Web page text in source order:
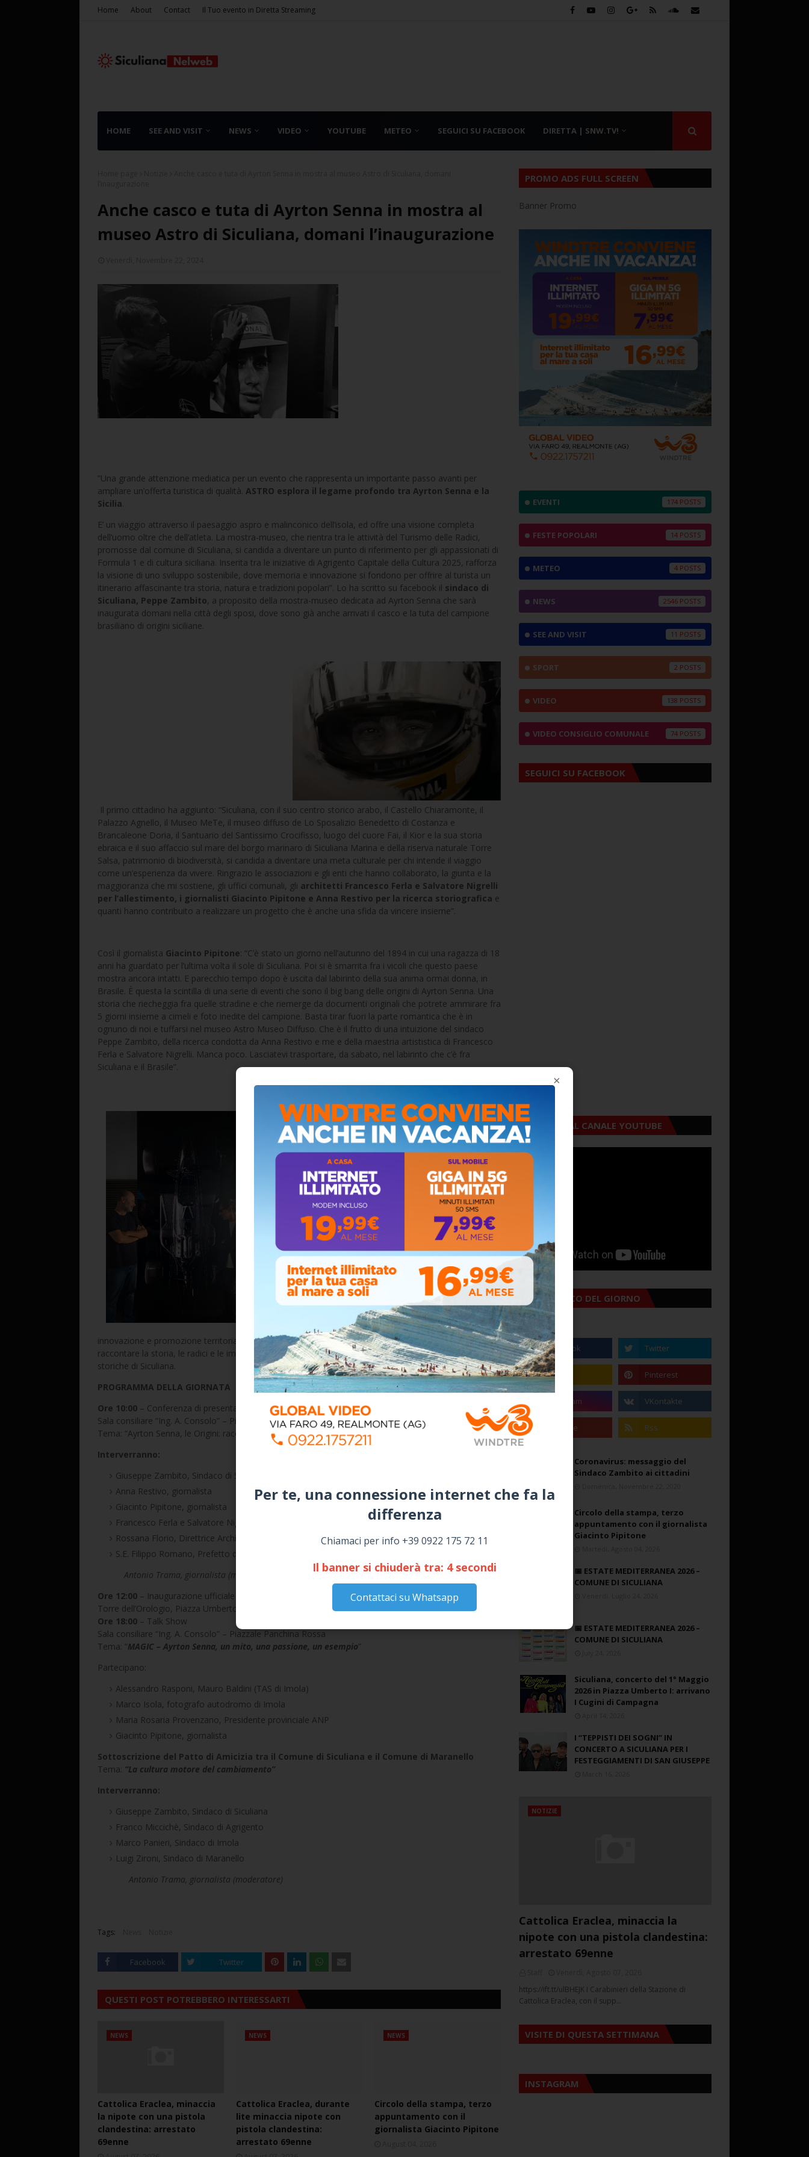
Home About Contact Il Tuo evento in Diretta Streaming
HOME SEE AND VISIT NEWS VIDEO YOUTUBE METEO SEGUICI SU FACEBOOK DIRETTA | SNW.TV!
Anche casco e tuta di Ayrton Senna in mostra al
museo Astro di Siculiana, domani l’inaugurazione
”Una grande attenzione mediatica per un evento che rappresenta un importante passo avanti per
ampliare un’offerta turistica di qualità. ASTRO esplora il legame profondo tra Ayrton Senna e la
Sicilia.
E’ un viaggio attraverso il paesaggio aspro e malinconico dell’isola, ed offre una visione completa
dell’uomo oltre che dell’atleta. La mostra-museo, che rientra tra le attività del Turismo delle Radici,
promosse dal comune di Siculiana, si candida a diventare un punto di riferimento per gli appassionati di
Formula 1 e di cultura siciliana. Inserita tra le iniziative di Agrigento Capitale della Cultura 2025, rafforza
la visione di uno sviluppo sostenibile, dove memoria e innovazione si fondono per offrire al turista un
itinerario affascinante tra storia, natura e tradizioni popolari”. Lo ha scritto su facebook il sindaco di
Siculiana, Peppe Zambito, a proposito della mostra-museo dedicata ad Ayrton Senna che sarà
inaugurata domani nella città degli sposi, dove sono già anche arrivati il casco e la tuta del campione
brasiliano di origini siciliane.
Il primo cittadino ha aggiunto: “Siculiana, con il suo centro storico arabo, il Castello Chiaramonte, il
Palazzo Agnello, il Museo MeTe, il museo diffuso de Lo Sposalizio Benedetto di Costanza e
Brancaleone Doria, il Santuario del Santissimo Crocifisso, luogo del cuore Fai, il Kior e la sua storia
ebraica e il suo affaccio sul mare del borgo marinaro di Siculiana Marina e della riserva naturale Torre
Salsa, patrimonio di biodiversità, si candida a diventare una meta culturale per chi intende il viaggio
come un’esperienza da vivere. Ringrazio le associazioni e gli enti che hanno collaborato, la giunta e la
maggioranza che mi sostiene, gli uffici comunali, gli architetti Francesco Ferla e Salvatore Nigrelli
per l’allestimento, i giornalisti Giacinto Pipitone e Anna Restivo per la ricerca storiografica e
quanti hanno contribuito a realizzare un progetto che è anche una sfida da vincere insieme”.
Così il giornalista Giacinto Pipitone: “C’è stato un giorno nell’autunno del 1894 in cui una ragazza di 18
anni ha guardato per l’ultima volta il sole di Siculiana. Poi si è smarrita fra i vicoli che questo paese
mostra ancora intatti. E parecchio tempo dopo è uscita dal labirinto della sua anima ormai donna, in
Brasile. È questa la scintilla di una serie di eventi che sono il big bang delle origini di Ayrton Senna. Una
storia che riecheggia fra quelle stradine e che riemerge da documenti originali che potrete ammirare fra
5 giorni insieme a cimeli e foto inedite del campione. Basta tirar fuori la parte romantica che è in
ognuno di noi e tuffarsi nel museo Astro Museo Diffuso. Che è il frutto di una intuizione del sindaco
Peppe Zambito, della ricerca condotta da Anna Restivo e me e della maestria artististica di Francesco
Ferla e Salvatore Nigrelli. Manca poco. Lasciatevi trasportare, da sabato, nel labirinto che c’è fra
Siculiana e il Brasile”.
E l’architetto Francesco Ferla: “Museo Ayrton Senna! E così
la nostra esperienza di progettisti dell’allestimento del museo
dedicato alle origini siciliane di Ayrton Senna, volge al termine.
Un lavoro in cui la progettazione degli spazi architettonici si
sviluppa congiuntamente a quella dei supporti virtuali, visori,
realtà mista, realtà aumentata. Ed è una progettazione
intimamente legata al filo conduttore della storia, della
narrazione degli antenati di Ayrton. Il testo, la narrativa si lega
con il percorso espositivo. La narrazione evocativa di Giacinto
Pipitone, la preziosa ricerca archivistica di Anna Restivo.
Soprattutto, l’approccio visionario del sindaco Peppe Zambito.
E poi le superfici, alluminio, superfici tattili, filigrane, incisioni,
materiale da sfiorare e da toccare. Il 23 novembre,
inauguriamo a Siculiana”.
La mostra ASTRO e il programma della giornata
La mostra ASTRO, dedicata ad AyrtonSenna, non è solo un
omaggio a una leggenda dello sport, ma un esempio di
innovazione e promozione territoriale. Il museo, con la sua natura interattiva e tecnologica, punta a
raccontare la storia, le radici e le imprese sportive di AyrtonSenna, valorizzando le eccellenze culturali e
storiche di Siculiana.
PROGRAMMA DELLA GIORNATA
Ore 10:00 – Conferenza di presentazione
Sala consiliare “Ing. A. Consolo” – Piazzale Panchina Rossa
Tema: “Ayrton Senna, le Origini: racconto di una famiglia, di un viaggio, di un campione”
Interverranno:
Giuseppe Zambito, Sindaco di Siculiana
Anna Restivo, giornalista
Giacinto Pipitone, giornalista
Francesco Ferla e Salvatore Nigrelli, architetti
Rossana Florio, Direttrice Archivio di Stato di Agrigento
S.E. Filippo Romano, Prefetto di Agrigento
Antonio Trama, giornalista (moderatore)
Ore 12:00 – Inaugurazione ufficiale
Torre dell’Orologio, Piazza Umberto I
Ore 18:00 – Talk Show
Sala consiliare “Ing. A. Consolo” – Piazzale Panchina Rossa
Tema: “MAGIC – Ayrton Senna, un mito, una passione, un esempio”
Partecipano:
Alessandro Rasponi, Mauro Baldini (TAS di Imola)
Marco Isola, fotografo autodromo di Imola
Maria Rosaria Provenzano, Presidente provinciale ANP
Giacinto Pipitone, giornalista
Sottoscrizione del Patto di Amicizia tra il Comune di Siculiana e il Comune di Maranello
Tema: “La cultura motore del cambiamento”
Interverranno:
Giuseppe Zambito, Sindaco di Siculiana
Franco Miccichè, Sindaco di Agrigento
Marco Panieri, Sindaco di Imola
Luigi Zironi, Sindaco di Maranello
Antonio Trama, giornalista (moderatore)
Tags:
Facebook Twitter
QUESTI POST POTREBBERO INTERESSARTI
NEWS
Cattolica Eraclea, minaccia
la nipote con una pistola
clandestina: arrestato
69enne
NEWS
Cattolica Eraclea, durante
lite minaccia nipote con
pistola clandestina:
arrestato 69enne
NEWS
Circolo della stampa, terzo
appuntamento con il
giornalista Giacinto Pipitone
PROMO ADS FULL SCREEN
Banner Promo
×
Per te, una connessione internet che fa la
differenza​
Chiamaci per info +39 0922 175 72 11
Il banner si chiuderà tra: 3secondi
Contattaci su Whatsapp
EVENTI 174
FESTE POPOLARI 14
METEO 4
NEWS 2546
SEE AND VISIT 11
SPORT 2
VIDEO 138
VIDEO CONSIGLIO COMUNALE 74
SEGUICI SU FACEBOOK
ISCRIVITI AL CANALE YOUTUBE
ALMANACCO DEL GIORNO
Coronavirus: messaggio del
Sindaco Zambito ai cittadini
Circolo della stampa, terzo
appuntamento con il giornalista
Giacinto Pipitone
📅 ESTATE MEDITERRANEA 2026 –
COMUNE DI SICULIANA
📅 ESTATE MEDITERRANEA 2026 –
COMUNE DI SICULIANA
Siculiana, concerto del 1° Maggio
2026 in Piazza Umberto I: arrivano
I Cugini di Campagna
I “TEPPISTI DEI SOGNI” IN
CONCERTO A SICULIANA PER I
FESTEGGIAMENTI DI SAN GIUSEPPE
NOTIZIE
Cattolica Eraclea, minaccia la
nipote con una pistola clandestina:
arrestato 69enne
https://ift.tt/ulBHEJK I Carabinieri della Stazione di
Cattolica Eraclea, con il supp…
VISITE DI QUESTA SETTIMANA
INSTAGRAM